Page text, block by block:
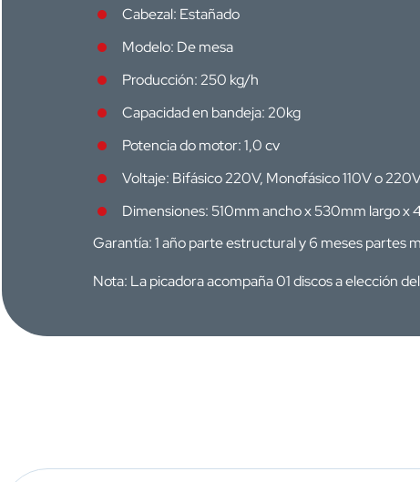
Cabezal: Estañado
Modelo: De mesa
Producción: 250 kg/h
Capacidad en bandeja: 20kg
Potencia do motor: 1,0 cv
Voltaje: Bifásico 220V, Monofásico 110V o
Dimensiones: 510mm ancho x 530mm largo x
Garantía: 1 año parte estructural y 6 meses partes
Nota: La picadora acompaña 01 discos a elección